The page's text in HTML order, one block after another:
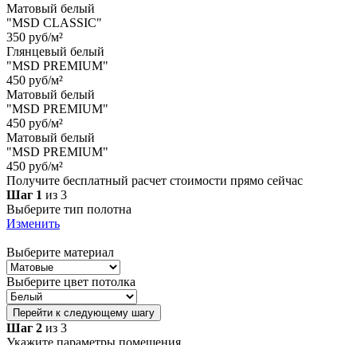
Матовый белый
"MSD CLASSIC"
350 руб/м²
Глянцевый белый
"MSD PREMIUM"
450 руб/м²
Матовый белый
"MSD PREMIUM"
450 руб/м²
Матовый белый
"MSD PREMIUM"
450 руб/м²
Получите бесплатный расчет стоимости прямо сейчас
Шаг 1 из 3
Выберите тип полотна
Изменить
Выберите материал
Выберите цвет потолка
Перейти к следующему шагу
Шаг 2 из 3
Укажите параметры помещения